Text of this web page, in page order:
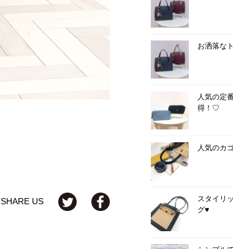
SHARE US
お洒落な
人気の定
得！♡
人気のカ
スタイリ
グ♥